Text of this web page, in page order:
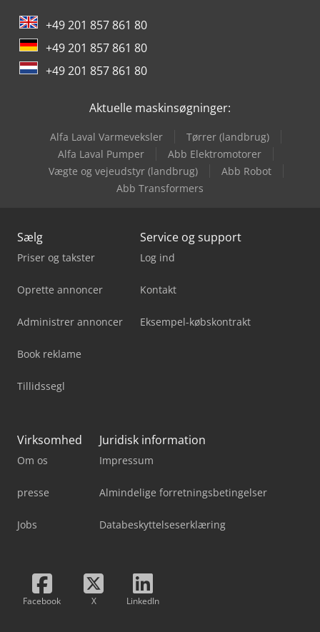
Sennebogen 818 E
Volvo Fh 16
+49 201 857 861 80
+49 201 857 861 80
+49 201 857 861 80
Aktuelle maskinsøgninger:
Alfa Laval Varmeveksler
Tørrer (landbrug)
Alfa Laval Pumper
Abb Elektromotorer
Vægte og vejeudstyr (landbrug)
Abb Robot
Abb Transformers
Sælg
Priser og takster
Oprette annoncer
Administrer annoncer
Book reklame
Tillidssegl
Service og support
Log ind
Kontakt
Eksempel-købskontrakt
Virksomhed
Om os
presse
Jobs
Juridisk information
Impressum
Almindelige forretningsbetingelser
Databeskyttelseserklæring
Facebook X LinkedIn